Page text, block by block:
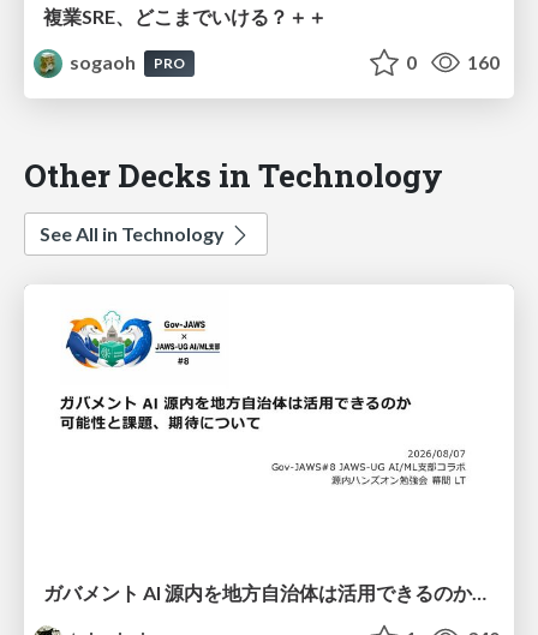
複業SRE、どこまでいける？＋＋
sogaoh
PRO 0 160
Other Decks in Technology
See All in Technology
ガバメント AI 源内を地方自治体は活用できるのか 可能性と課題、期待について